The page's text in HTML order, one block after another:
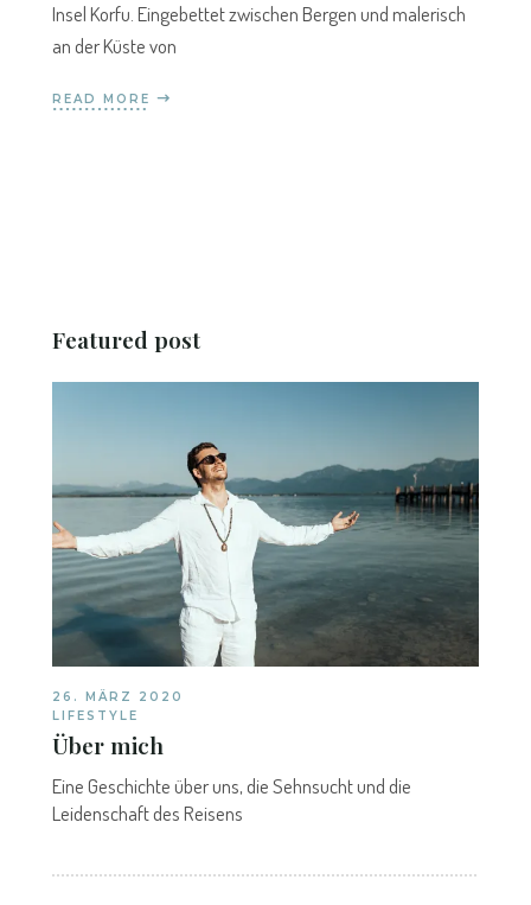
Insel Korfu. Eingebettet zwischen Bergen und malerisch
an der Küste von
READ MORE
Featured post
26. MÄRZ 2020
LIFESTYLE
Über mich
Eine Geschichte über uns, die Sehnsucht und die
Leidenschaft des Reisens